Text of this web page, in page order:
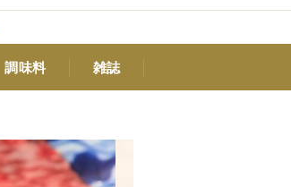
調味料 雑誌